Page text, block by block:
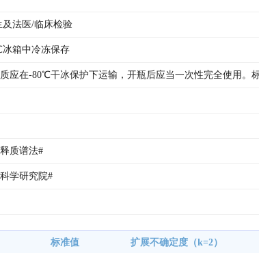
及法医/临床检验
箱中冷冻保存
应在-80℃干冰保护下运输，开瓶后应当一次性完全使用。
质谱法#
学研究院#
标准值
扩展不确定度（k=2）